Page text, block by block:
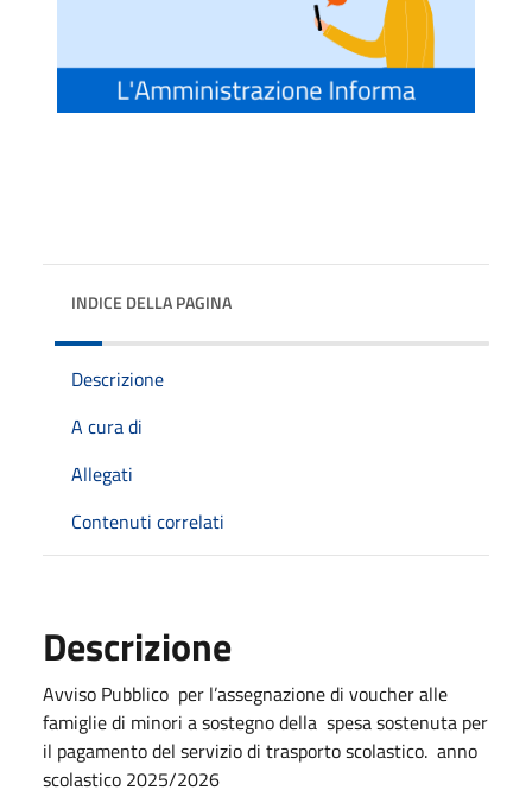
INDICE DELLA PAGINA
Descrizione
A cura di
Allegati
Contenuti correlati
Descrizione
Avviso Pubblico per l’assegnazione di voucher alle
famiglie di minori a sostegno della spesa sostenuta per
il pagamento del servizio di trasporto scolastico. anno
scolastico 2025/2026